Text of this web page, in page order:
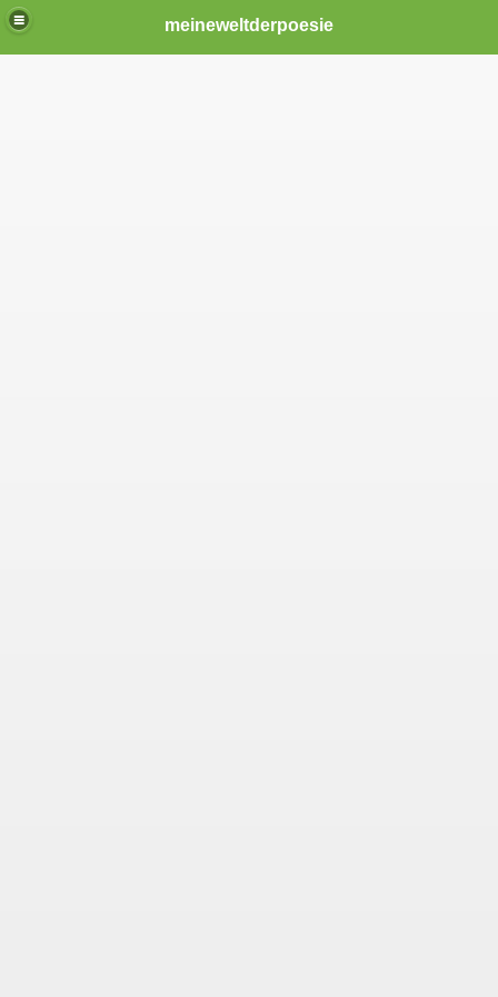
meineweltderpoesie